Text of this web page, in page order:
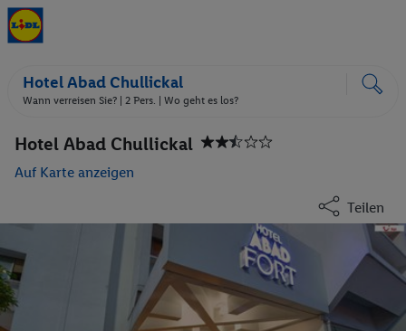
Hotel Abad Chullickal
Wann verreisen Sie? | 2 Pers. | Wo geht es los?
Hotel Abad Chullickal
Auf Karte anzeigen
Teilen